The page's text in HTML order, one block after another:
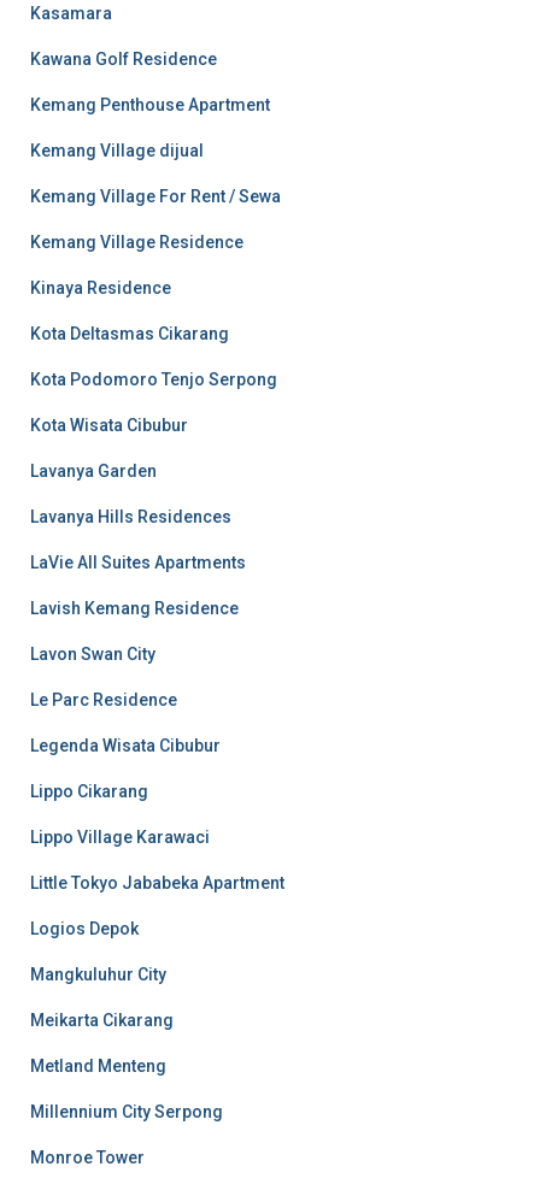
Kasamara
Kawana Golf Residence
Kemang Penthouse Apartment
Kemang Village dijual
Kemang Village For Rent / Sewa
Kemang Village Residence
Kinaya Residence
Kota Deltasmas Cikarang
Kota Podomoro Tenjo Serpong
Kota Wisata Cibubur
Lavanya Garden
Lavanya Hills Residences
LaVie All Suites Apartments
Lavish Kemang Residence
Lavon Swan City
Le Parc Residence
Legenda Wisata Cibubur
Lippo Cikarang
Lippo Village Karawaci
Little Tokyo Jababeka Apartment
Logios Depok
Mangkuluhur City
Meikarta Cikarang
Metland Menteng
Millennium City Serpong
Monroe Tower